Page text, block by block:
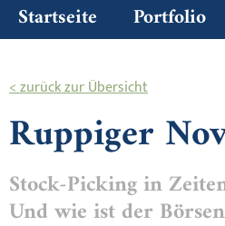
Startseite Portfolio
< zurück zur Übersicht
Ruppiger
Stock-Picking in
Und wie ist der